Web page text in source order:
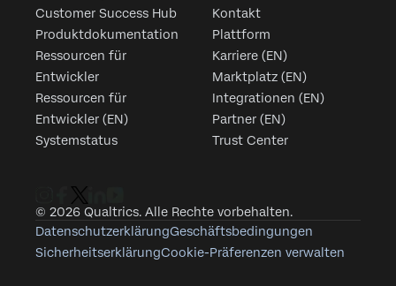
Customer Success Hub
Produktdokumentation
Ressourcen für
Entwickler
Ressourcen für
Entwickler (EN)
Systemstatus
Kontakt
Plattform
Karriere (EN)
Marktplatz (EN)
Integrationen (EN)
Partner (EN)
Trust Center
© 2026 Qualtrics. Alle Rechte vorbehalten.
DatenschutzerklärungGeschäftsbedingungen
SicherheitserklärungCookie-Präferenzen verwalten